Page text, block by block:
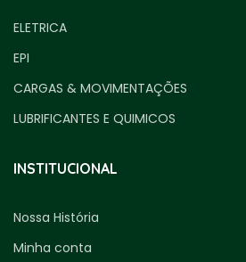
ELETRICA
EPI
CARGAS & MOVIMENTAÇÕES
LUBRIFICANTES E QUIMICOS
INSTITUCIONAL
Nossa História
Minha conta